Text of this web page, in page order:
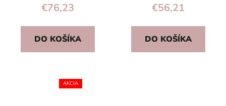
€76,23
DO KOŠÍKA
€56,21
DO KOŠÍKA
AKCIA